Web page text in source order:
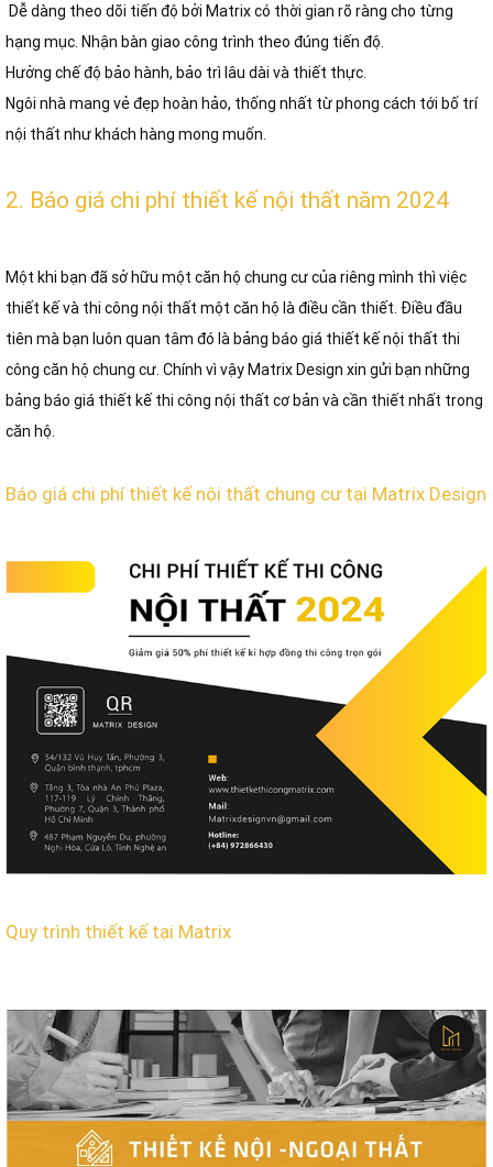
Dễ dàng theo dõi tiến độ bởi Matrix có thời gian rõ ràng cho từng
hạng mục. Nhận bàn giao công trình theo đúng tiến độ.
Hưởng chế độ bảo hành, bảo trì lâu dài và thiết thực.
Ngôi nhà mang vẻ đẹp hoàn hảo, thống nhất từ phong cách tới bố trí
nội thất như khách hàng mong muốn.
2. Báo giá chi phí thiết kế nội thất năm 2024
Một khi bạn đã sở hữu một căn hộ chung cư của riêng mình thì việc
thiết kế và thi công nội thất một căn hộ là điều cần thiết. Điều đầu
tiên mà bạn luôn quan tâm đó là bảng báo giá thiết kế nội thất thi
công căn hộ chung cư. Chính vì vậy Matrix Design xin gửi bạn những
bảng báo giá thiết kế thi công nội thất cơ bản và cần thiết nhất trong
căn hộ.
Báo giá chi phí thiết kế nội thất chung cư tại Matrix Design
Quy trình thiết kế tại Matrix